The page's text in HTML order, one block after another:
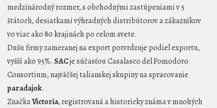
medzinárodný rozmer, s obchodnými zastúpeniami v 5
štátoch, desiatkami výhradných distribútorov a zákazníkov
vo viac ako 80 krajinách po celom svete.
Dušu firmy zameranej na export potvrdzuje podiel exportu,
vyšší ako 95%. SACje súčasťou Casalasco del Pomodoro
Consortium, najväčšej talianskej skupiny na spracovanie
paradajok.
ZnačkaVictoria, registrovaná a historicky známa v mnohých